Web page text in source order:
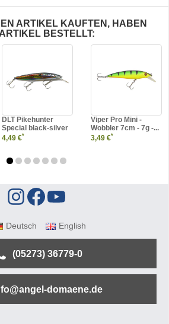
ARTIKEL KAUFTEN, HABEN
BESTELLT:
DLT Pikehunter
Special black-silver
4,49 €*
Viper Pro Mini -
Wobbler 7cm - 7g -...
3,49 €*
Deutsch English
(05273) 36779-0
domaene.de